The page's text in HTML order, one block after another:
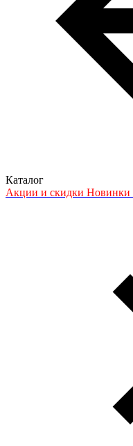
Каталог
Акции и скидки Новинки